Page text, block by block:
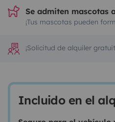
Se admiten mascotas
¡Tus mascotas pueden
¡Solicitud de alquiler
Incluido en el